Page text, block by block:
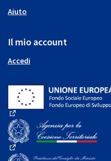
Aiuto
Il mio account
Accedi
(Collegamento esterno)
(Collegamento esterno)